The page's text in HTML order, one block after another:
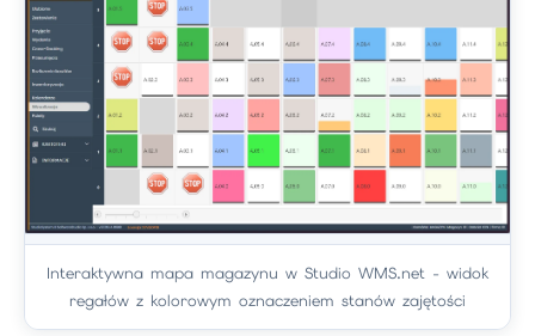
Interaktywna mapa magazynu w Studio WMS.net - widok
regałów z kolorowym oznaczeniem stanów zajętości